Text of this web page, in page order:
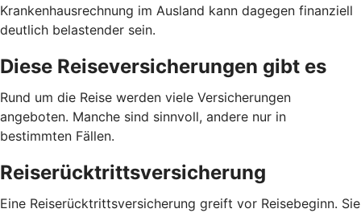
Krankenhausrechnung im Ausland kann dagegen finanziell
deutlich belastender sein.
Diese Reiseversicherungen gibt es
Rund um die Reise werden viele Versicherungen
angeboten. Manche sind sinnvoll, andere nur in
bestimmten Fällen.
Reiserücktrittsversicherung
Eine Reiserücktrittsversicherung greift vor Reisebeginn. Sie